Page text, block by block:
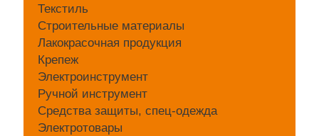
Текстиль
Строительные материалы
Лакокрасочная продукция
Крепеж
Электроинструмент
Ручной инструмент
Средства защиты, спец-одежда
Электротовары